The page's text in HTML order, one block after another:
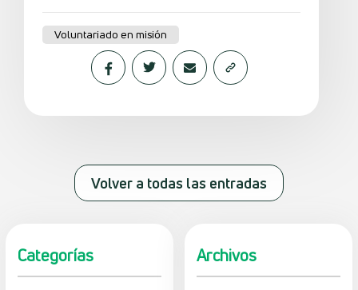
Voluntariado en misión
Volver a todas las entradas
Categorías
Archivos